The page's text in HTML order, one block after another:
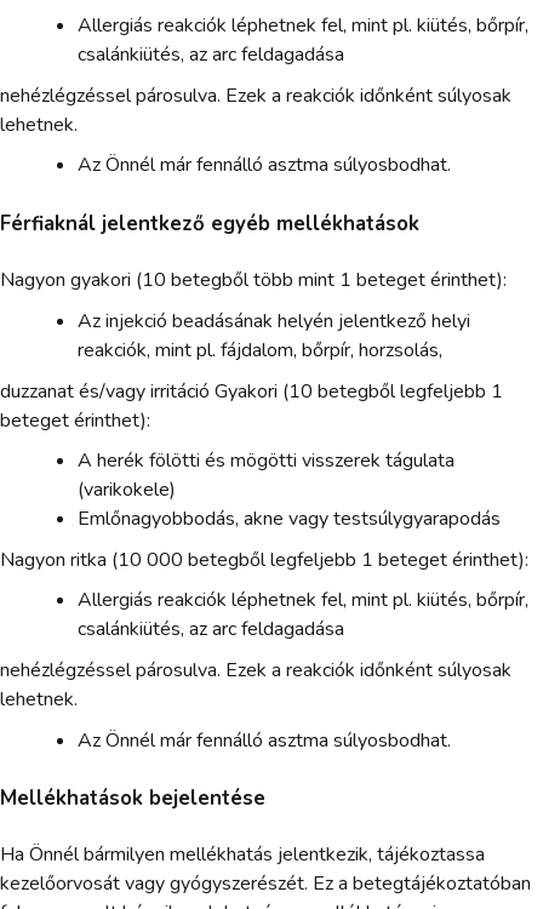
Allergiás reakciók léphetnek fel, mint pl. kiütés, bőrpír,
csalánkiütés, az arc feldagadása
nehézlégzéssel párosulva. Ezek a reakciók időnként súlyosak
lehetnek.
Az Önnél már fennálló asztma súlyosbodhat.
Férfiaknál jelentkező egyéb mellékhatások
Nagyon gyakori (10 betegből több mint 1 beteget érinthet):
Az injekció beadásának helyén jelentkező helyi
reakciók, mint pl. fájdalom, bőrpír, horzsolás,
duzzanat és/vagy irritáció Gyakori (10 betegből legfeljebb 1
beteget érinthet):
A herék fölötti és mögötti visszerek tágulata
(varikokele)
Emlőnagyobbodás, akne vagy testsúlygyarapodás
Nagyon ritka (10 000 betegből legfeljebb 1 beteget érinthet):
Allergiás reakciók léphetnek fel, mint pl. kiütés, bőrpír,
csalánkiütés, az arc feldagadása
nehézlégzéssel párosulva. Ezek a reakciók időnként súlyosak
lehetnek.
Az Önnél már fennálló asztma súlyosbodhat.
Mellékhatások bejelentése
Ha Önnél bármilyen mellékhatás jelentkezik, tájékoztassa
kezelőorvosát vagy gyógyszerészét. Ez a betegtájékoztatóban